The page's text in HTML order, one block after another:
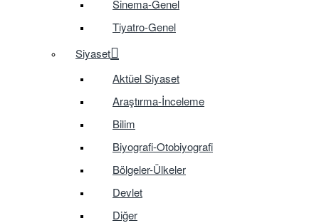
Sinema-Genel
Tiyatro-Genel
Siyaset
Aktüel Siyaset
Araştırma-İnceleme
Bilim
Biyografi-Otobiyografi
Bölgeler-Ülkeler
Devlet
Diğer